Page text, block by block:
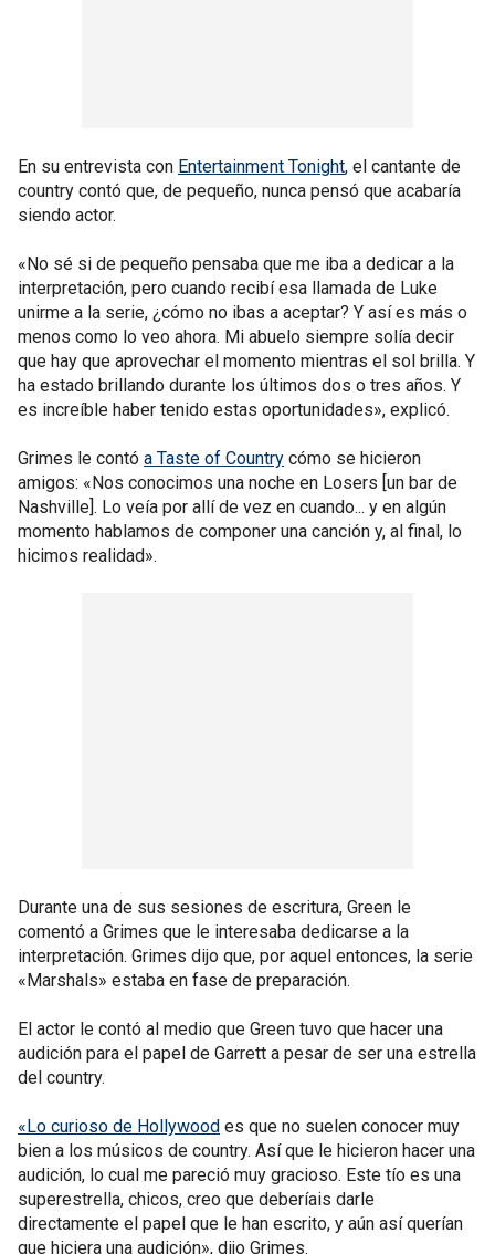
En su entrevista con Entertainment Tonight, el cantante de
country contó que, de pequeño, nunca pensó que acabaría
siendo actor.
«No sé si de pequeño pensaba que me iba a dedicar a la
interpretación, pero cuando recibí esa llamada de Luke
unirme a la serie, ¿cómo no ibas a aceptar? Y así es más o
menos como lo veo ahora. Mi abuelo siempre solía decir
que hay que aprovechar el momento mientras el sol brilla. Y
ha estado brillando durante los últimos dos o tres años. Y
es increíble haber tenido estas oportunidades», explicó.
Grimes le contó a Taste of Country cómo se hicieron
amigos: «Nos conocimos una noche en Losers [un bar de
Nashville]. Lo veía por allí de vez en cuando... y en algún
momento hablamos de componer una canción y, al final, lo
hicimos realidad».
Durante una de sus sesiones de escritura, Green le
comentó a Grimes que le interesaba dedicarse a la
interpretación. Grimes dijo que, por aquel entonces, la serie
«Marshals» estaba en fase de preparación.
El actor le contó al medio que Green tuvo que hacer una
audición para el papel de Garrett a pesar de ser una estrella
del country.
«Lo curioso de Hollywood es que no suelen conocer muy
bien a los músicos de country. Así que le hicieron hacer una
audición, lo cual me pareció muy gracioso. Este tío es una
superestrella, chicos, creo que deberíais darle
directamente el papel que le han escrito, y aún así querían
que hiciera una audición», dijo Grimes.